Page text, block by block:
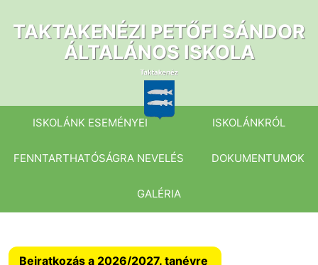
tartalomhoz
TAKTAKENÉZI PETŐFI SÁNDOR
ÁLTALÁNOS ISKOLA
ISKOLÁNK ESEMÉNYEI ISKOLÁNKRÓL
FENNTARTHATÓSÁGRA NEVELÉS DOKUMENTUMOK
GALÉRIA
Beiratkozás a 2026/2027. tanévre